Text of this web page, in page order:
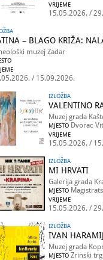
VRIJEME
15.05.2026. /
– BLAGO KRIŽA:
muzej Zadar
/ 15.09.2026.
IZLOŽBA
VALENTINO
Muzej grada
MJESTO Dvorac
VRIJEME
15.05.2026. /
IZLOŽBA
MI HRVATI
Galerija grada
MJESTO
VRIJEME
15.05.2026. /
IZLOŽBA
IVAN
Muzej grada
MJESTO Zrinski